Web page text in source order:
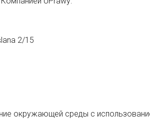
2/15
окружающей среды с